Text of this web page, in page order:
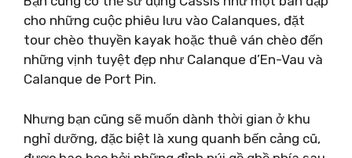
cho những cuộc phiêu lưu vào Calanques, đặt
tour chèo thuyền kayak hoặc thuê ván chèo đến
những vịnh tuyệt đẹp như Calanque d’En-Vau và
Calanque de Port Pin.
Nhưng bạn cũng sẽ muốn dành thời gian ở khu
nghỉ dưỡng, đặc biệt là xung quanh bến cảng cũ,